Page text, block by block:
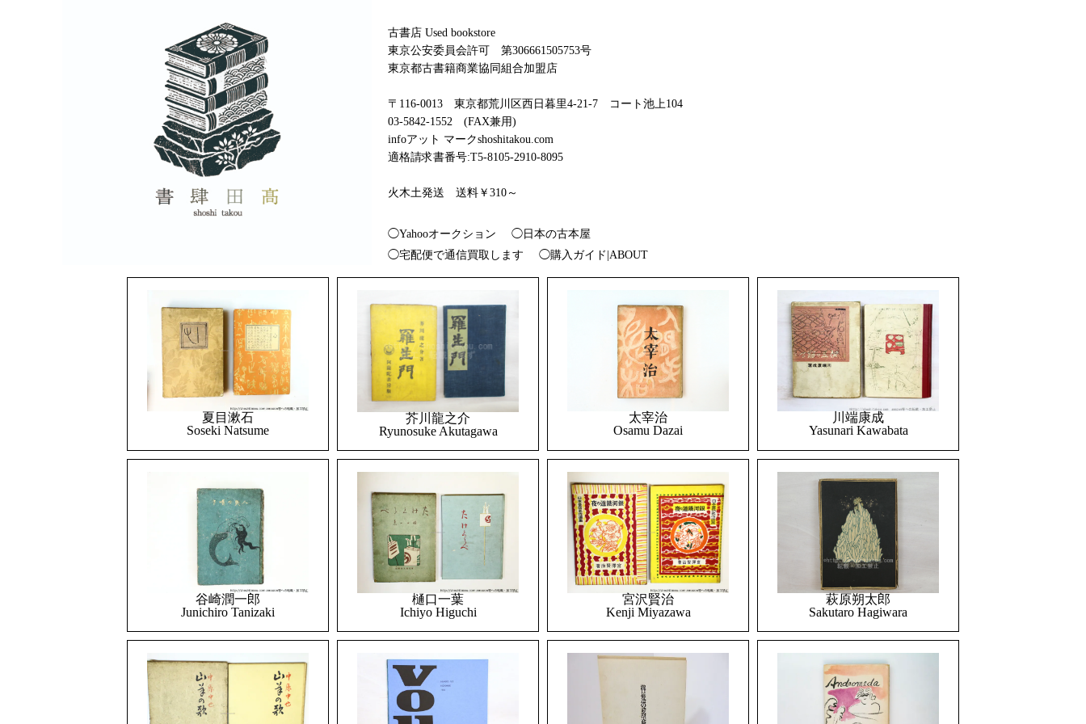
古書店 Used bookstore
東京公安委員会許可 第306661505753号
東京都古書籍商業協同組合加盟店
〒116-0013 東京都荒川区西日暮里4-21-7 コート池上104
03-5842-1552 (FAX兼用)
infoアット マークshoshitakou.com
適格請求書番号:T5-8105-2910-8095
火木土発送 送料￥310～
◯Yahooオークション
◯日本の古本屋
◯宅配便で通信買取します
◯購入ガイド|ABOUT
夏目漱石
Soseki Natsume
芥川龍之介
Ryunosuke Akutagawa
太宰治
Osamu Dazai
川端康成
Yasunari Kawabata
谷崎潤一郎
Junichiro Tanizaki
樋口一葉
Ichiyo Higuchi
宮沢賢治
Kenji Miyazawa
萩原朔太郎
Sakutaro Hagiwara